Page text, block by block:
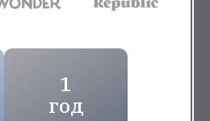
1
год